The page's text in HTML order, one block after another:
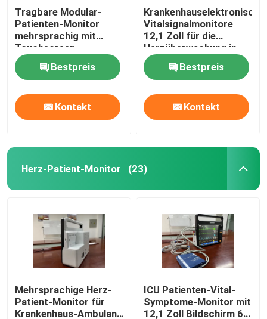
Tragbare Modular-
Patienten-Monitor
mehrsprachig mit
Touchscreen
Bestpreis
Kontakt
Krankenhauselektronische
Vitalsignalmonitore
12,1 Zoll für die
Herzüberwachung in
der Intensivstation
Bestpreis
Kontakt
Herz-Patient-Monitor (23)
Mehrsprachige Herz-
Patient-Monitor für
Krankenhaus-Ambulanz
ICU Patienten-Vital-
Symptome-Monitor mit
12,1 Zoll Bildschirm 6